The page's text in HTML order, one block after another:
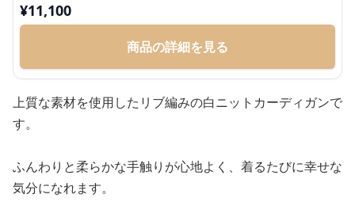
¥11,100
商品の詳細を見る
上質な素材を使用したリブ編みの白ニットカーディガンで
す。
ふんわりと柔らかな手触りが心地よく、着るたびに幸せな
気分になれます。